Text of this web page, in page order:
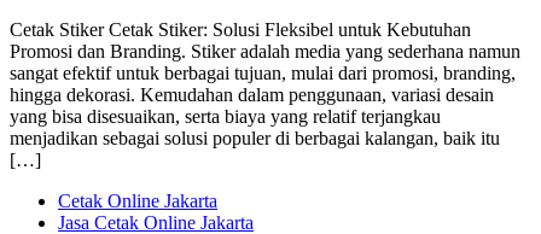
Cetak Stiker Cetak Stiker: Solusi Fleksibel untuk Kebutuhan
Promosi dan Branding. Stiker adalah media yang sederhana namun
sangat efektif untuk berbagai tujuan, mulai dari promosi, branding,
hingga dekorasi. Kemudahan dalam penggunaan, variasi desain
yang bisa disesuaikan, serta biaya yang relatif terjangkau
menjadikan sebagai solusi populer di berbagai kalangan, baik itu
[…]
Cetak Online Jakarta
Jasa Cetak Online Jakarta